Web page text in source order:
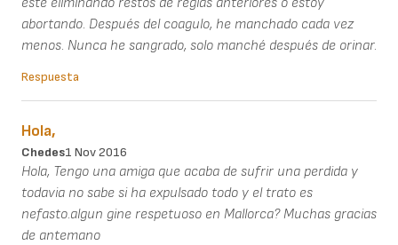
abortando. Después del coagulo, he manchado cada vez
menos. Nunca he sangrado, solo manché después de orinar.
Respuesta
Hola,
Chedes1 Nov 2016
Hola, Tengo una amiga que acaba de sufrir una perdida y
todavia no sabe si ha expulsado todo y el trato es
nefasto.algun gine respetuoso en Mallorca? Muchas gracias
de antemano